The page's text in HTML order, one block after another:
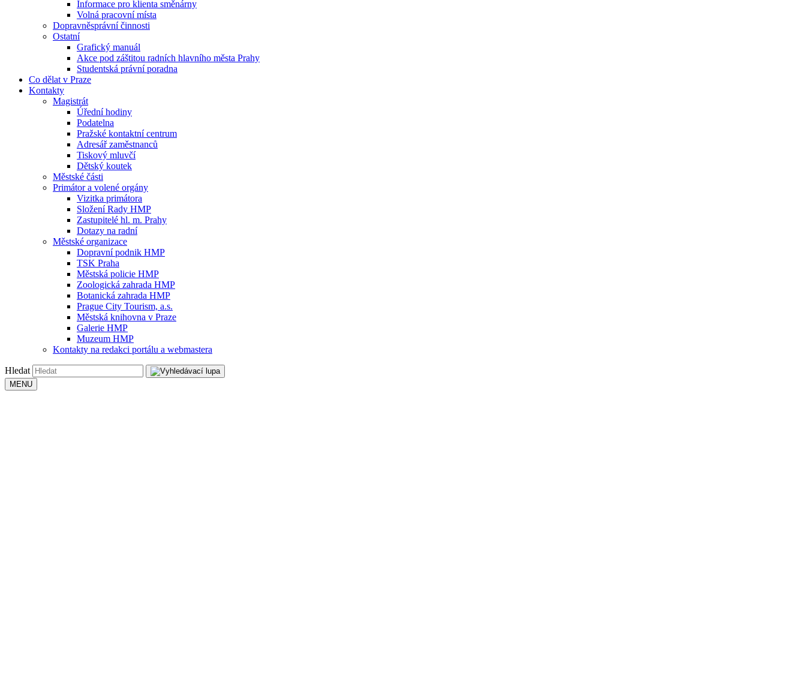
Informace pro klienta směnárny
Volná pracovní místa
Dopravněsprávní činnosti
Ostatní
Grafický manuál
Akce pod záštitou radních hlavního města Prahy
Studentská právní poradna
Co dělat v Praze
Kontakty
Magistrát
Úřední hodiny
Podatelna
Pražské kontaktní centrum
Adresář zaměstnanců
Tiskový mluvčí
Dětský koutek
Městské části
Primátor a volené orgány
Vizitka primátora
Složení Rady HMP
Zastupitelé hl. m. Prahy
Dotazy na radní
Městské organizace
Dopravní podnik HMP
TSK Praha
Městská policie HMP
Zoologická zahrada HMP
Botanická zahrada HMP
Prague City Tourism, a.s.
Městská knihovna v Praze
Galerie HMP
Muzeum HMP
Kontakty na redakci portálu a webmastera
Hledat
MENU